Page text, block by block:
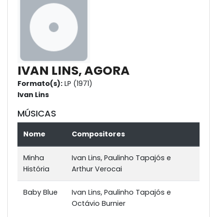
IVAN LINS, AGORA
Formato(s): LP (1971)
Ivan Lins
MÚSICAS
Nome Compositores
Minha
História
Ivan Lins, Paulinho Tapajós e
Arthur Verocai
Baby Blue
Ivan Lins, Paulinho Tapajós e
Octávio Burnier